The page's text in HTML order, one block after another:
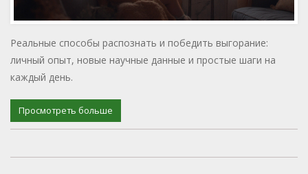
Реальные способы распознать и победить выгорание:
личный опыт, новые научные данные и простые шаги на
каждый день.
Просмотреть больше